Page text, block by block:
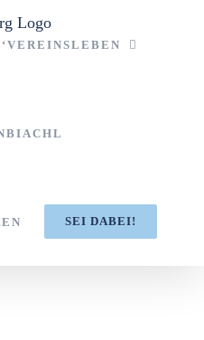
SEI DABEI!